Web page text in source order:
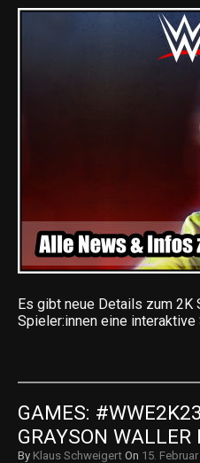
Es gibt neue Details zum 2K
Spieler:innen eine
GAMES:
GRAYSON
By Klaus Schweigert On 15.